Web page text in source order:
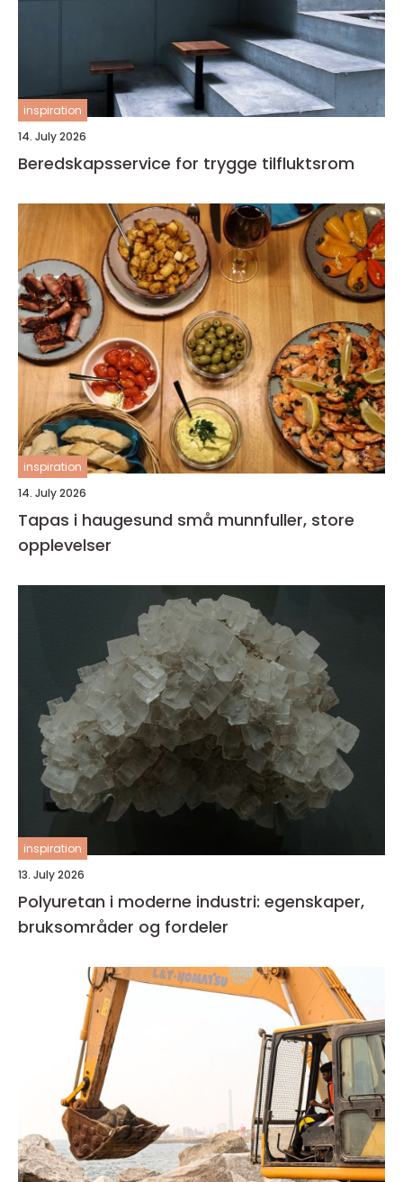
inspiration
14. July 2026
Beredskapsservice for trygge tilfluktsrom
inspiration
14. July 2026
Tapas i haugesund små munnfuller, store
opplevelser
inspiration
13. July 2026
Polyuretan i moderne industri: egenskaper,
bruksområder og fordeler